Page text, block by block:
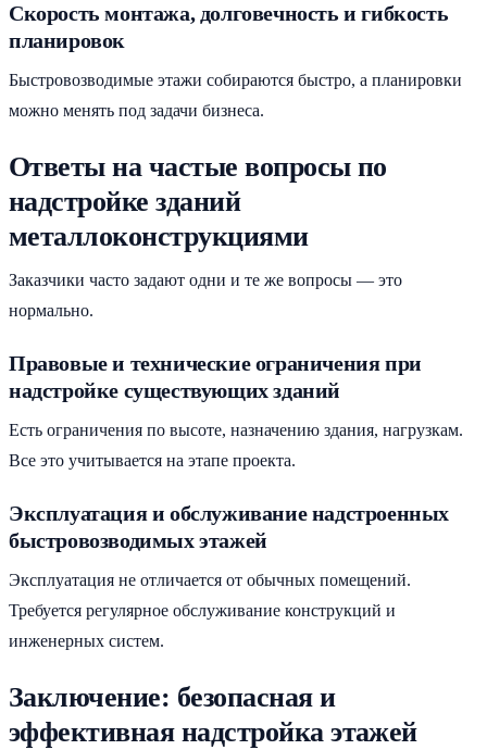
Скорость монтажа, долговечность и гибкость
планировок
Быстровозводимые этажи собираются быстро, а планировки
можно менять под задачи бизнеса.
Ответы на частые вопросы по
надстройке зданий
металлоконструкциями
Заказчики часто задают одни и те же вопросы — это
нормально.
Правовые и технические ограничения при
надстройке существующих зданий
Есть ограничения по высоте, назначению здания, нагрузкам.
Все это учитывается на этапе проекта.
Эксплуатация и обслуживание надстроенных
быстровозводимых этажей
Эксплуатация не отличается от обычных помещений.
Требуется регулярное обслуживание конструкций и
инженерных систем.
Заключение: безопасная и
эффективная надстройка этажей